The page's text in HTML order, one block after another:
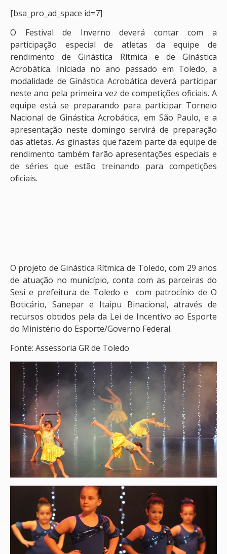
[bsa_pro_ad_space id=7]
O Festival de Inverno deverá contar com a
participação especial de atletas da equipe de
rendimento de Ginástica Rítmica e de Ginástica
Acrobática. Iniciada no ano passado em Toledo, a
modalidade de Ginástica Acrobática deverá participar
neste ano pela primeira vez de competições oficiais. A
equipe está se preparando para participar Torneio
Nacional de Ginástica Acrobática, em São Paulo, e a
apresentação neste domingo servirá de preparação
das atletas. As ginastas que fazem parte da equipe de
rendimento também farão apresentações especiais e
de séries que estão treinando para competições
oficiais.
O projeto de Ginástica Rítmica de Toledo, com 29 anos
de atuação no município, conta com as parceiras do
Sesi e prefeitura de Toledo e com patrocínio de O
Boticário, Sanepar e Itaipu Binacional, através de
recursos obtidos pela da Lei de Incentivo ao Esporte
do Ministério do Esporte/Governo Federal.
Fonte: Assessoria GR de Toledo